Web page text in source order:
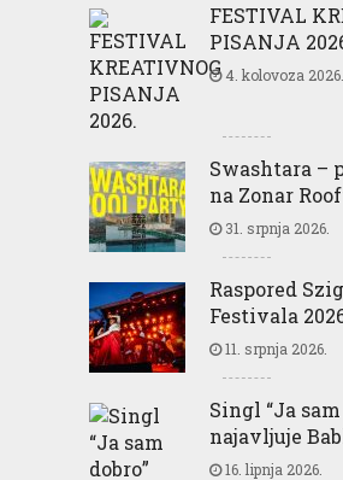
FESTIVAL
PISANJA
4. kolovoza 2026.
Swashtara –
na Zonar
31. srpnja 2026.
Raspored
Festivala
11. srpnja 2026.
Singl “Ja sam
najavljuje
16. lipnja 2026.